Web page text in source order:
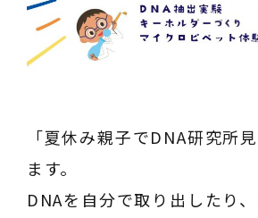
「夏休み親子でDNA研究所
ます。
DNAを自分で取り出したり